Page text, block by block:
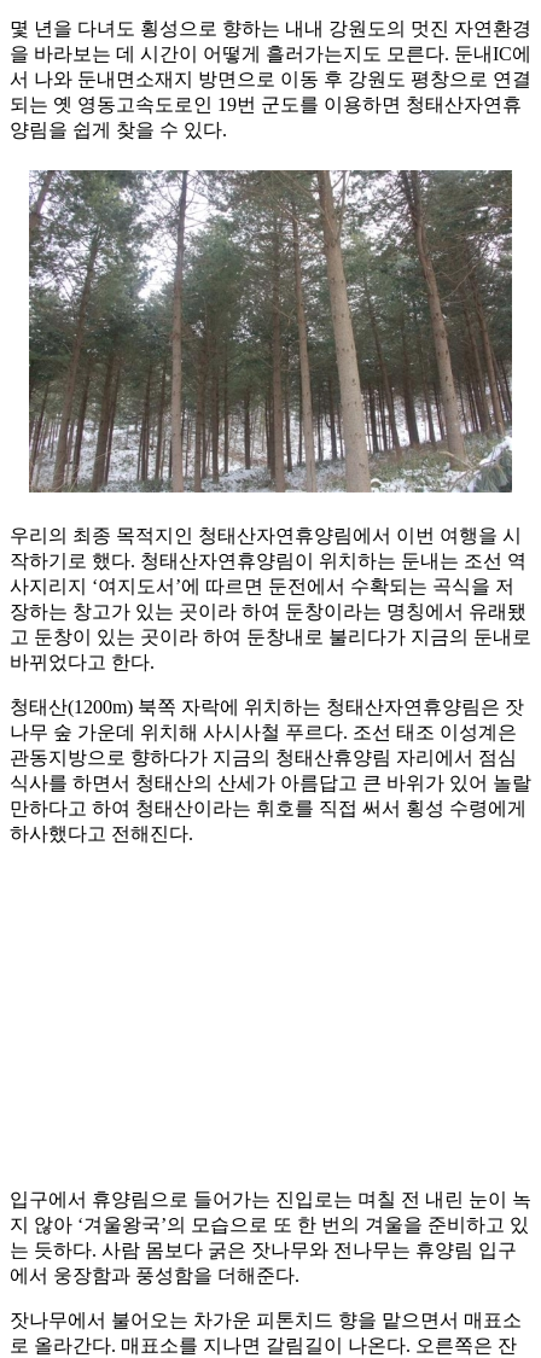
몇 년을 다녀도 횡성으로 향하는 내내 강원도의 멋진 자연환경
을 바라보는 데 시간이 어떻게 흘러가는지도 모른다. 둔내IC에
서 나와 둔내면소재지 방면으로 이동 후 강원도 평창으로 연결
되는 옛 영동고속도로인 19번 군도를 이용하면 청태산자연휴
양림을 쉽게 찾을 수 있다.
우리의 최종 목적지인 청태산자연휴양림에서 이번 여행을 시
작하기로 했다. 청태산자연휴양림이 위치하는 둔내는 조선 역
사지리지 ‘여지도서’에 따르면 둔전에서 수확되는 곡식을 저
장하는 창고가 있는 곳이라 하여 둔창이라는 명칭에서 유래됐
고 둔창이 있는 곳이라 하여 둔창내로 불리다가 지금의 둔내로
바뀌었다고 한다.
청태산(1200m) 북쪽 자락에 위치하는 청태산자연휴양림은 잣
나무 숲 가운데 위치해 사시사철 푸르다. 조선 태조 이성계은
관동지방으로 향하다가 지금의 청태산휴양림 자리에서 점심
식사를 하면서 청태산의 산세가 아름답고 큰 바위가 있어 놀랄
만하다고 하여 청태산이라는 휘호를 직접 써서 횡성 수령에게
하사했다고 전해진다.
입구에서 휴양림으로 들어가는 진입로는 며칠 전 내린 눈이 녹
지 않아 ‘겨울왕국’의 모습으로 또 한 번의 겨울을 준비하고 있
는 듯하다. 사람 몸보다 굵은 잣나무와 전나무는 휴양림 입구
에서 웅장함과 풍성함을 더해준다.
잣나무에서 불어오는 차가운 피톤치드 향을 맡으면서 매표소
로 올라간다. 매표소를 지나면 갈림길이 나온다. 오른쪽은 잔